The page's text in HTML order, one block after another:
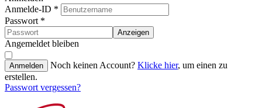
Anmelde-ID *
Passwort *
Anzeigen
Angemeldet bleiben
Anmelden Noch keinen Account? Klicke hier, um einen zu
erstellen.
Passwort vergessen?